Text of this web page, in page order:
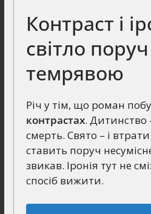
Контраст і
світло поруч
темрявою
Річ у тім, що роман
контрастах. Дитинство
смерть. Свято – і
ставить поруч
звикав. Іронія тут не
спосіб вижити.